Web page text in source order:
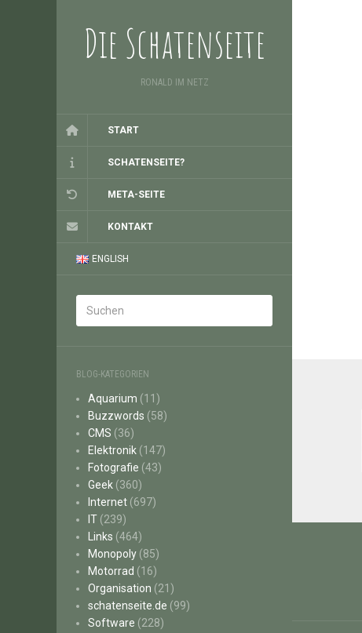
Die Schatenseite
RONALD IM NETZ
START
SCHATENSEITE?
META-SEITE
KONTAKT
ENGLISH
BLOG-KATEGORIEN
Aquarium (11)
Buzzwords (58)
CMS (36)
Elektronik (147)
Fotografie (43)
Geek (360)
Internet (697)
IT (239)
Links (464)
Monopoly (85)
Motorrad (16)
Organisation (21)
schatenseite.de (99)
Software (228)